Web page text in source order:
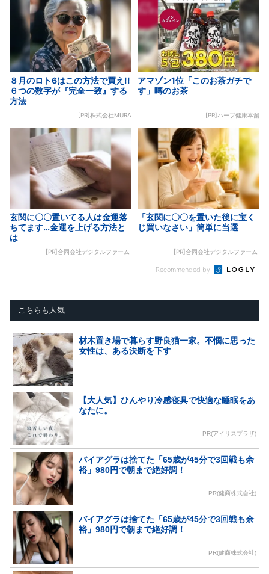
８月のロト6はこの方法で買え!!
６つの数字が『完全一致』する
方法
[PR]株式会社MURA
アマゾン1位「このお茶ガチで
す」噂のお茶
[PR]ハーブ健康本舗
玄関に〇〇置いてる人は金運落
ちてます…金運を上げる方法と
は
[PR]合同会社デジタルファーム
「玄関に〇〇を置いた後に宝く
じ買いなさい」簡単に当選
[PR]合同会社デジタルファーム
Recommended by
こちらも人気
材木置き場で暮らす野良猫一家。不憫に思った
女性は、ある決断を下す
【大人気】ひんやり冷感寝具で快適な睡眠をあ
なたに。
PR(アイリスプラザ)
バイアグラは捨てた「65歳が45分で3回戦も余
裕」980円で朝まで絶好調！
PR(健商株式会社)
バイアグラは捨てた「65歳が45分で3回戦も余
裕」980円で朝まで絶好調！
PR(健商株式会社)